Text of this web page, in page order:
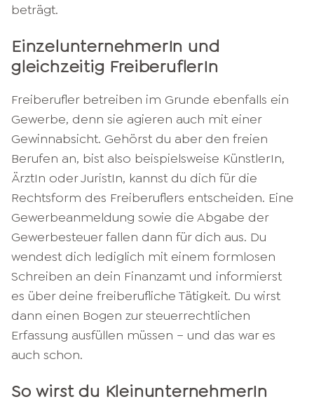
beträgt.
EinzelunternehmerIn und
gleichzeitig FreiberuflerIn
Freiberufler betreiben im Grunde ebenfalls ein
Gewerbe, denn sie agieren auch mit einer
Gewinnabsicht. Gehörst du aber den freien
Berufen an, bist also beispielsweise KünstlerIn,
ÄrztIn oder JuristIn, kannst du dich für die
Rechtsform des Freiberuflers entscheiden. Eine
Gewerbeanmeldung sowie die Abgabe der
Gewerbesteuer fallen dann für dich aus. Du
wendest dich lediglich mit einem formlosen
Schreiben an dein Finanzamt und informierst
es über deine freiberufliche Tätigkeit. Du wirst
dann einen Bogen zur steuerrechtlichen
Erfassung ausfüllen müssen – und das war es
auch schon.
So wirst du KleinunternehmerIn